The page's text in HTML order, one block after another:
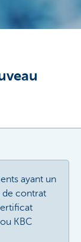
ayant un
de contrat
KBC